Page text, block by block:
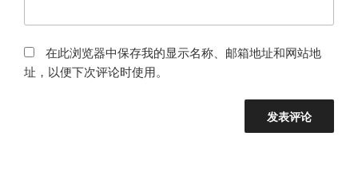
在此浏览器中保存我的显示名称、邮箱地址和网站地
址，以便下次评论时使用。